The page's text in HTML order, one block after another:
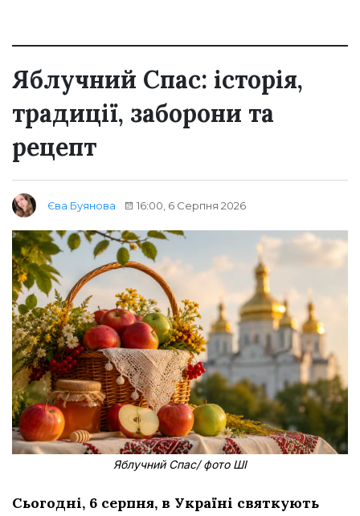
Яблучний Спас: історія,
традиції, заборони та
рецепт
Єва Буянова 16:00, 6 Серпня 2026
Яблучний Спас/ фото ШІ
Сьогодні, 6 серпня, в Україні святкують